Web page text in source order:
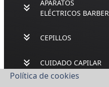
keyboard_double_arrow_down
APARATOS
ELÉCTRICOS BARBER
keyboard_double_arrow_down CEPILLOS
keyboard_double_arrow_down CUIDADO CAPILAR
Política de cookies